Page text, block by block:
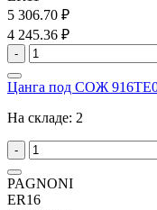
5 306.70 ₽
4 245.36 ₽
-
Цанга под СОЖ
На складе: 2
-
PAGNONI
ER16